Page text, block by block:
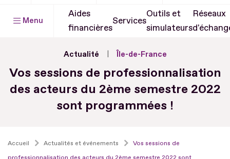
Menu
Aides
financières
Services
Outils et
simulateurs
Réseaux
Actualité Île-de-France
Vos sessions de professionnalisation
des acteurs du 2ème semestre 2022
sont programmées !
Accueil Actualités et événements
Vos sessions de
professionnalisation des acteurs du 2ème semestre 2022 sont